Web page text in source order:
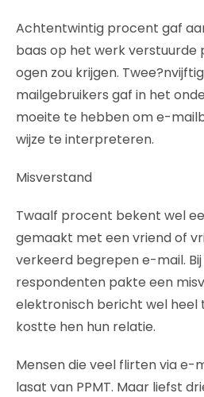
Achtentwintig procent gaf
baas op het werk verstuurde
ogen zou krijgen.
mailgebruikers gaf in het
moeite te hebben om e-
wijze te interpreteren.
Misverstand
Twaalf procent bekent wel
gemaakt met een vriend of
verkeerd begrepen e-mail.
respondenten pakte een
elektronisch bericht wel heel
kostte hen hun relatie.
Mensen die veel flirten via e-
lasat van PPMT. Maar liefst